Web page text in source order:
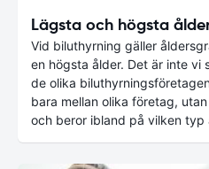
Lägsta och högsta
Vid biluthyrning gäller
en högsta ålder. Det är inte vi
de olika
bara mellan olika företag,
och beror ibland på vilken typ